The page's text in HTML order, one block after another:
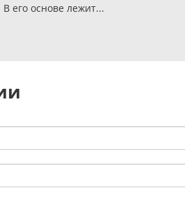
его основе лежит...